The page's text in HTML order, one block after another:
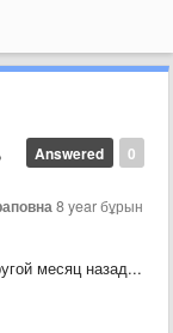
0
Answered
8 year бұрын
месяц назад...